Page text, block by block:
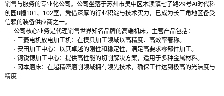
销售与服务的专业化公司。公司坐落于苏州市吴中区木渎镇七子路29号AI时代科
创园8幢101、102室，凭借深厚的行业积淀与技术实力，已成为长三角地区备受
信赖的装备供应商之一。
公司核心业务是代理销售世界知名品牌的高端机床，主营产品包括：
· 三菱电机放电加工机：在模具加工领域以高精度、高效率著称。
· 安田加工中心：以其卓越的刚性和稳定性，满足高要求零部件加工。
· 钶锐锶加工中心：提供高性能的切削解决方案，适用于多种金属材料。
· 冈本磨床：在超精密磨削领域拥有领先技术，确保工件达到极高的光洁度与
精度.....